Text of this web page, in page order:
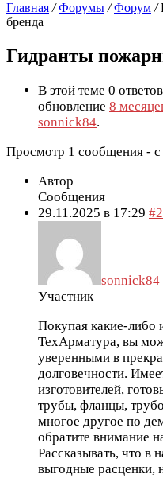
Главная / Форумы / Форум /
бренда
Гидранты
В этой теме 0
обновление 8
sonnick84.
Просмотр 1 сообщения - с
Автор
Сообщения
29.11.2025 в 17:29
sonnick84
Участник
Покупая какие-либо
ТехАрматура, вы
уверенными в
долговечности.
изготовителей,
трубы, фланцы,
многое другое по
обратите внимание
Рассказывать, что в
выгодные расценки,